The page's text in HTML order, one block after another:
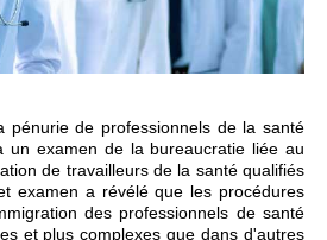
pénurie de professionnels de la santé
un examen de la bureaucratie liée au
de travailleurs de la santé qualifiés
examen a révélé que les procédures
des professionnels de santé
et plus complexes que dans d'autres